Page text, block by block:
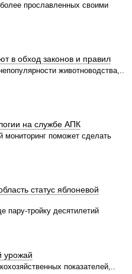
прославленных своими
в обход законов и правил
животноводства,..
на службе АПК
мониторинг поможет сделать
статус яблоневой
пару-тройку десятилетий
урожай
показателей,..